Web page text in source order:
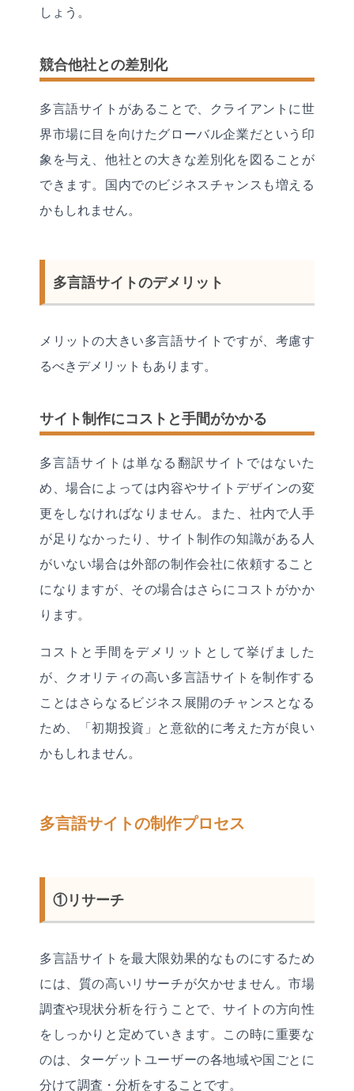
しょう。
競合他社との差別化
多言語サイトがあることで、クライアントに世
界市場に目を向けたグローバル企業だという印
象を与え、他社との大きな差別化を図ることが
できます。国内でのビジネスチャンスも増える
かもしれません。
多言語サイトのデメリット
メリットの大きい多言語サイトですが、考慮す
るべきデメリットもあります。
サイト制作にコストと手間がかかる
多言語サイトは単なる翻訳サイトではないた
め、場合によっては内容やサイトデザインの変
更をしなければなりません。また、社内で人手
が足りなかったり、サイト制作の知識がある人
がいない場合は外部の制作会社に依頼すること
になりますが、その場合はさらにコストがかか
ります。
コストと手間をデメリットとして挙げました
が、クオリティの高い多言語サイトを制作する
ことはさらなるビジネス展開のチャンスとなる
ため、「初期投資」と意欲的に考えた方が良い
かもしれません。
多言語サイトの制作プロセス
①リサーチ
多言語サイトを最大限効果的なものにするため
には、質の高いリサーチが欠かせません。市場
調査や現状分析を行うことで、サイトの方向性
をしっかりと定めていきます。この時に重要な
のは、ターゲットユーザーの各地域や国ごとに
分けて調査・分析をすることです。